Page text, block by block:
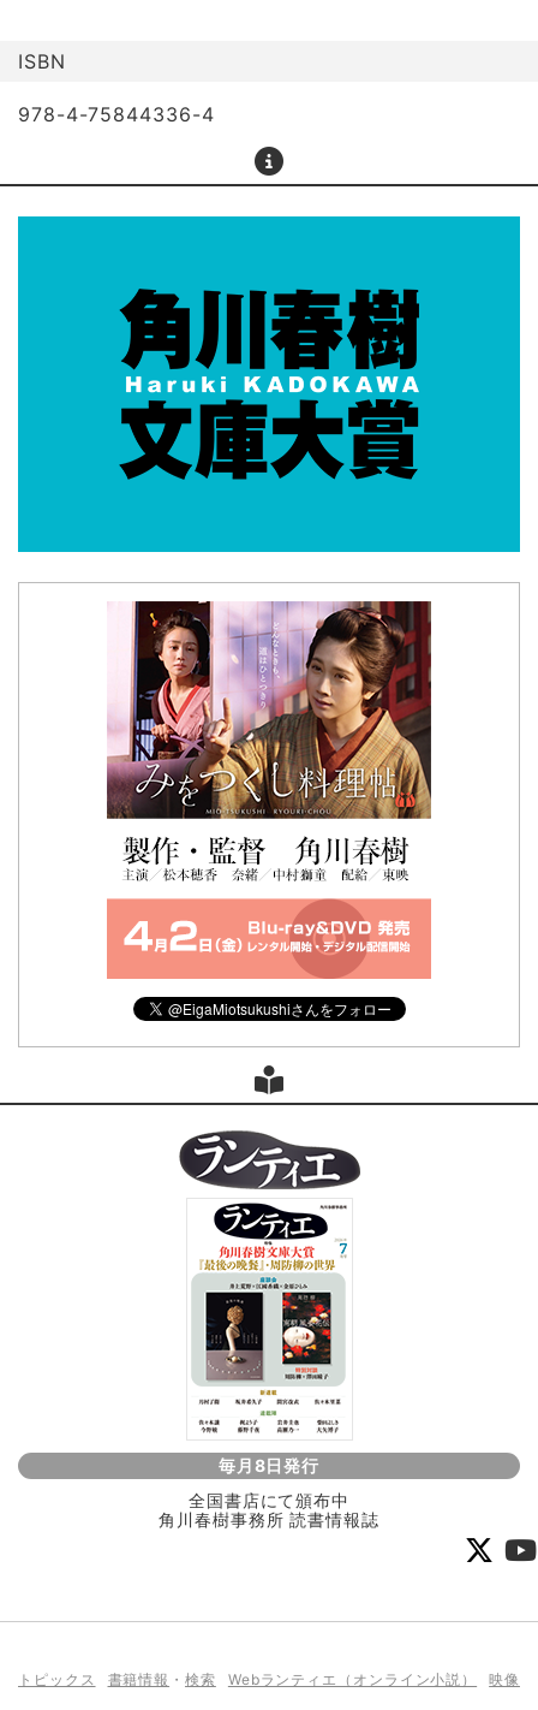
ISBN
978-4-75844336-4
毎月8日発行
全国書店にて頒布中
角川春樹事務所 読書情報誌
トピックス 書籍情報 ・検索 Webランティエ（オンライン小説） 映像